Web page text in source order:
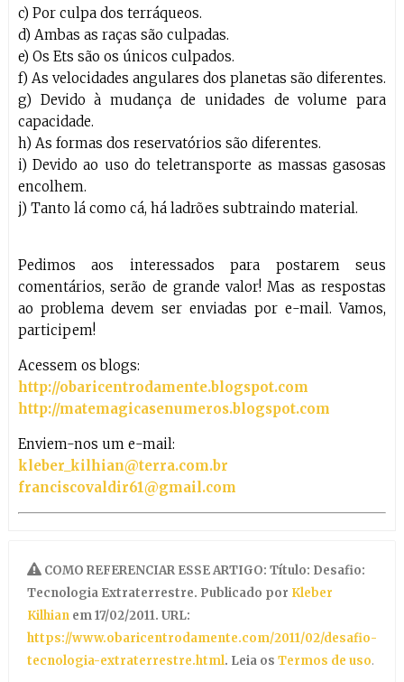
c) Por culpa dos terráqueos.
d) Ambas as raças são culpadas.
e) Os Ets são os únicos culpados.
f) As velocidades angulares dos planetas são diferentes.
g) Devido à mudança de unidades de volume para
capacidade.
h) As formas dos reservatórios são diferentes.
i) Devido ao uso do teletransporte as massas gasosas
encolhem.
j) Tanto lá como cá, há ladrões subtraindo material.
Pedimos aos interessados para postarem seus
comentários, serão de grande valor! Mas as respostas
ao problema devem ser enviadas por e-mail. Vamos,
participem!
Acessem os blogs:
http://obaricentrodamente.blogspot.com
http://matemagicasenumeros.blogspot.com
Enviem-nos um e-mail:
kleber_kilhian@terra.com.br
franciscovaldir61@gmail.com
COMO REFERENCIAR ESSE ARTIGO: Título: Desafio:
Tecnologia Extraterrestre. Publicado por Kleber
Kilhian em 17/02/2011. URL:
https://www.obaricentrodamente.com/2011/02/desafio-
tecnologia-extraterrestre.html. Leia os Termos de uso.